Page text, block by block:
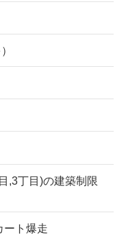
,3丁目)の建築制限
ート爆走